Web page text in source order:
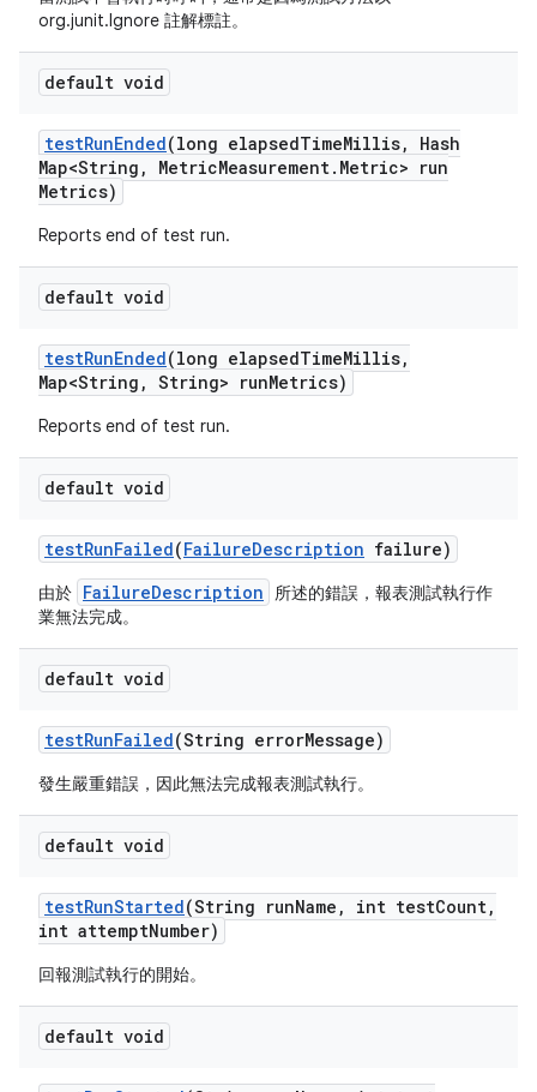
org.junit.Ignore 註解標註。
default void
testRunEnded(long elapsedTimeMillis,
Hash
Map<String , MetricMeasurement. Metric> run
Metrics)
Reports end of test run.
default void
testRunEnded(long elapsedTimeMillis,
Map<String , String> runMetrics)
Reports end of test run.
default void
testRunFailed(FailureDescription failure)
由於 FailureDescription
所述的錯誤，報表測試執行作
業無法完成。
default void
testRunFailed(String errorMessage)
發生嚴重錯誤，因此無法完成報表測試執行。
default void
testRunStarted(String runName , int testCount,
int attemptNumber)
回報測試執行的開始。
default void